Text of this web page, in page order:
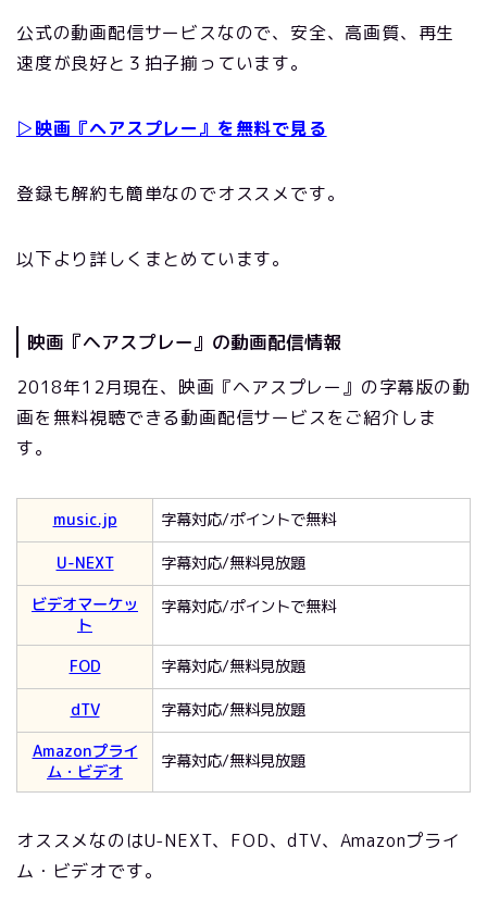
公式の動画配信サービスなので、安全、高画質、再生
速度が良好と３拍子揃っています。
▷映画『ヘアスプレー』を無料で見る
登録も解約も簡単なのでオススメです。
以下より詳しくまとめています。
映画『ヘアスプレー』の動画配信情報
2018年12月現在、映画『ヘアスプレー』の字幕版の動
画を無料視聴できる動画配信サービスをご紹介しま
す。
music.jp
字幕対応/ポイントで無料
U-NEXT
字幕対応/無料見放題
ビデオマーケッ
ト
字幕対応/ポイントで無料
FOD
字幕対応/無料見放題
dTV
字幕対応/無料見放題
Amazonプライ
ム・ビデオ
字幕対応/無料見放題
オススメなのはU-NEXT、FOD、dTV、Amazonプライ
ム・ビデオです。